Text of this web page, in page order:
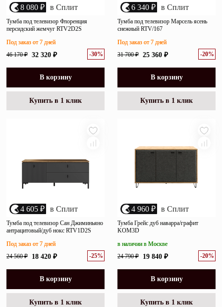
8 080 ₽ в Сплит
Тумба под телевизор Флоренция
персидский жемчуг RTV2D2S
46 170 ₽ 32 320 ₽ -30%
Под заказ от 7 дней
В корзину
Купить в 1 клик
6 340 ₽ в Сплит
Тумба под телевизор Марсель ясень
снежный RTV/167
31 700 ₽ 25 360 ₽ -20%
Под заказ от 7 дней
В корзину
Купить в 1 клик
4 605 ₽ в Сплит
Тумба под телевизор Сан Джиминьяно
антрацитовый/дуб нокс RTV1D2S
24 560 ₽ 18 420 ₽ -25%
Под заказ от 7 дней
В корзину
Купить в 1 клик
4 960 ₽ в Сплит
Тумба Грейс дуб наварра/графит
KOM3D
24 790 ₽ 19 840 ₽ -20%
в наличии в Москве
В корзину
Купить в 1 клик